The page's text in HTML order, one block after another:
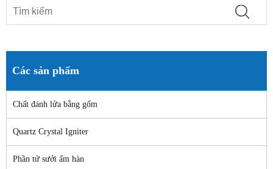
Các sản phẩm
Chất đánh lửa bằng gốm
Quartz Crystal Igniter
Phần tử sưởi ấm hàn